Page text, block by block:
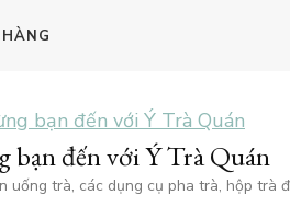
bạn đến với Ý Trà Quán
trà, các dụng cụ pha trà, hộp trà